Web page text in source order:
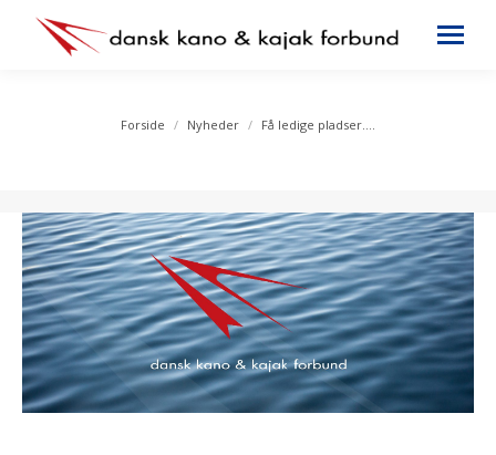
You are here:
Forside Nyheder Få ledige pladser….